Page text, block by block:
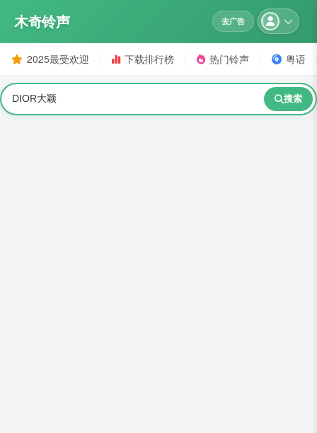
木奇铃声 去广告
2025最受欢迎 下载排行榜 热门铃声 粤语
搜索